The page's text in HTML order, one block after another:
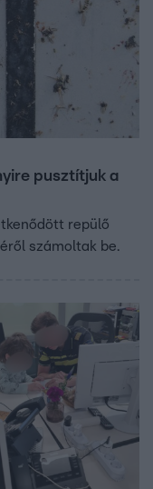
pusztítjuk a
repülő
számoltak be.